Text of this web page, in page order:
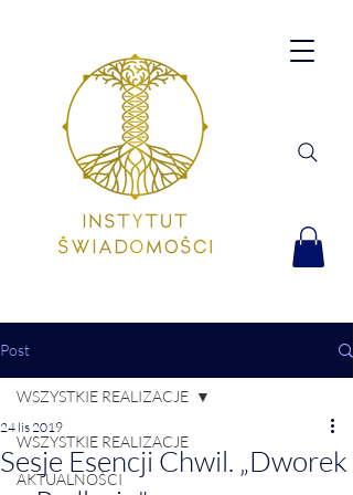
Post
WSZYSTKIE REALIZACJE
AKTUALNOŚCI
WSZYSTKIE REALIZACJE
Sesje Esencji Chwil. „Dworek
24 lis 2019